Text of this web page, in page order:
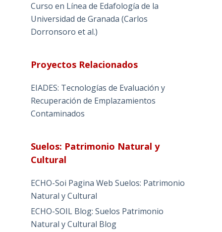
Curso en Línea de Edafología de la
Universidad de Granada (Carlos
Dorronsoro et al.)
Proyectos Relacionados
EIADES: Tecnologías de Evaluación y
Recuperación de Emplazamientos
Contaminados
Suelos: Patrimonio Natural y
Cultural
ECHO-Soi Pagina Web Suelos: Patrimonio
Natural y Cultural
ECHO-SOIL Blog: Suelos Patrimonio
Natural y Cultural Blog